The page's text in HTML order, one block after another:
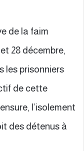
de la faim
28 décembre,
les prisonniers
de cette
l’isolement
des détenus à